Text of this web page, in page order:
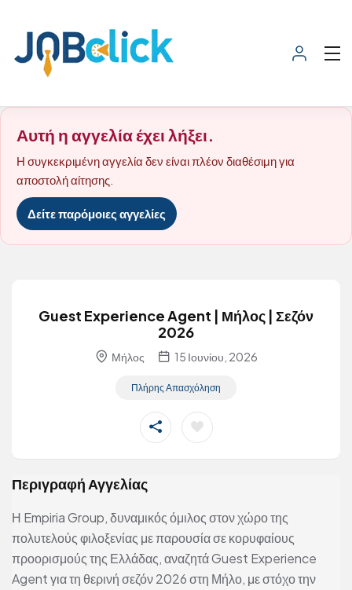
Αυτή η αγγελία έχει λήξει.
Η συγκεκριμένη αγγελία δεν είναι πλέον διαθέσιμη για
αποστολή αίτησης.
Δείτε παρόμοιες αγγελίες
Guest Experience Agent | Μήλος | Σεζόν
2026
Μήλος 15 Ιουνίου, 2026
Πλήρης Απασχόληση
Περιγραφή Αγγελίας
Η Empiria Group, δυναμικός όμιλος στον χώρο της
πολυτελούς φιλοξενίας με παρουσία σε κορυφαίους
προορισμούς της Ελλάδας, αναζητά Guest Experience
Agent για τη θερινή σεζόν 2026 στη Μήλο, με στόχο την